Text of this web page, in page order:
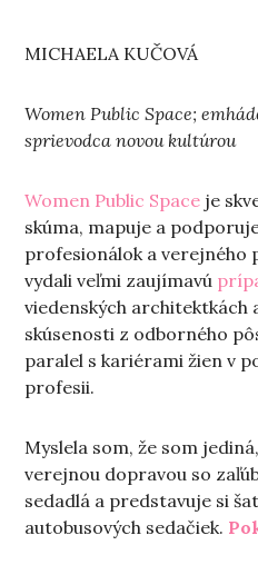
MICHAELA KUČOVÁ
Women Public Space;
sprievodca novou kultúrou
Women Public Space je
skúma, mapuje a
profesionálok a verejného
vydali veľmi zaujímavú
viedenských architektkách
skúsenosti z odborného
paralel s kariérami žien v
profesii.
Myslela som, že som
verejnou dopravou so
sedadlá a predstavuje si
autobusových sedačiek.